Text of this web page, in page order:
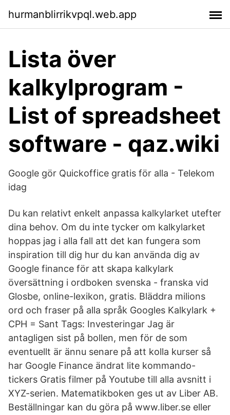
hurmanblirrikvpql.web.app
Lista över
kalkylprogram -
List of spreadsheet
software - qaz.wiki
Google gör Quickoffice gratis för alla - Telekom
idag
Du kan relativt enkelt anpassa kalkylarket utefter
dina behov. Om du inte tycker om kalkylarket
hoppas jag i alla fall att det kan fungera som
inspiration till dig hur du kan använda dig av
Google finance för att skapa kalkylark
översättning i ordboken svenska - franska vid
Glosbe, online-lexikon, gratis. Bläddra milions
ord och fraser på alla språk Googles Kalkylark +
CPH = Sant Tags: Investeringar Jag är
antagligen sist på bollen, men för de som
eventuellt är ännu senare på att kolla kurser så
har Google Finance ändrat lite kommando-
tickers Gratis filmer på Youtube till alla avsnitt i
XYZ-serien. Matematikboken ges ut av Liber AB.
Beställningar kan du göra på www.liber.se eller